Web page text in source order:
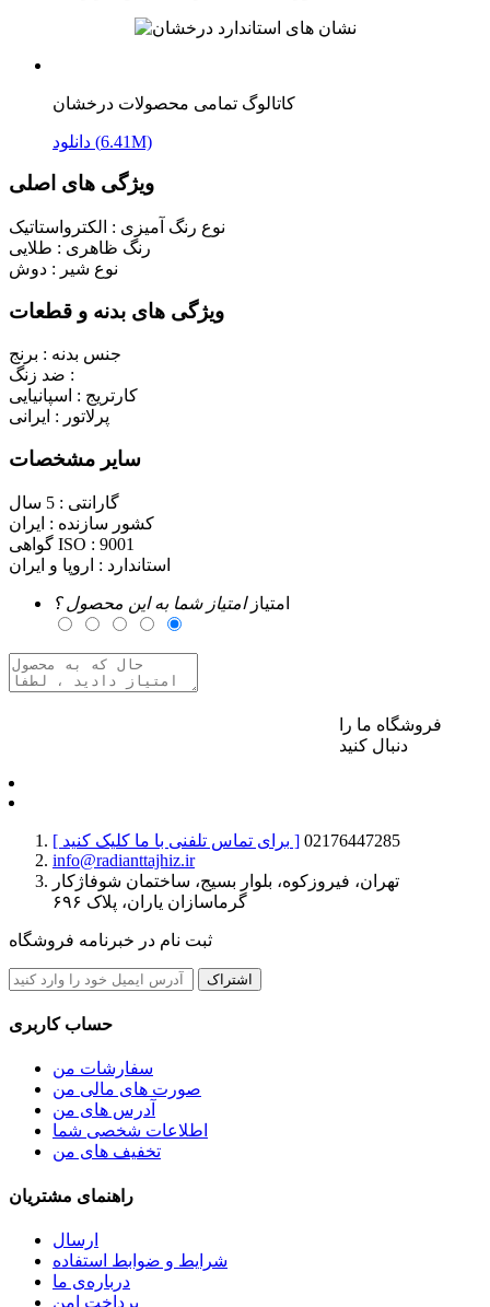
کاتالوگ تمامی محصولات درخشان
دانلود (6.41M)
ویژگی های اصلی
نوع رنگ آمیزی : الکترواستاتیک
رنگ ظاهری : طلایی
نوع شیر : دوش
ویژگی های بدنه و قطعات
جنس بدنه : برنج
ضد زنگ :
کارتریج : اسپانیایی
پرلاتور : ایرانی
سایر مشخصات
گارانتی : 5 سال
کشور سازنده : ایران
گواهی ISO : 9001
استاندارد : اروپا و ایران
امتیازامتیاز شما به این محصول ؟
فروشگاه ما را
دنبال کنید
[ برای تماس تلفنی با ما کلیک کنید ] 02176447285
info@radianttajhiz.ir
تهران، فیروزکوه، بلوار بسیج، ساختمان شوفاژکار
گرماسازان یاران، پلاک ۶۹۶
ثبت نام در خبرنامه فروشگاه
اشتراک
حساب کاربری
سفارشات من
صورت های مالی من
آدرس های من
اطلاعات شخصی شما
تخفیف های من
راهنمای مشتریان
ارسال
شرایط و ضوابط استفاده
درباره‌ی ما
پرداخت امن